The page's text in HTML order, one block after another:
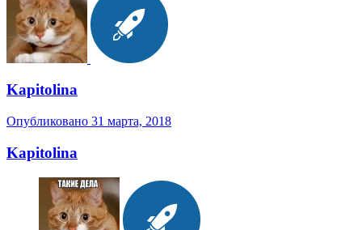
Kapitolina
Опубликовано 31 марта, 2018
Kapitolina